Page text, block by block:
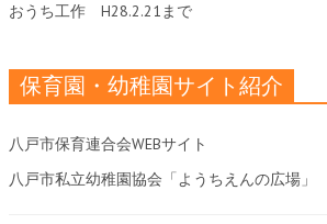
おうち工作 H28.2.21まで
保育園・幼稚園サイト紹介
八戸市保育連合会WEBサイト
八戸市私立幼稚園協会「ようちえんの広場」